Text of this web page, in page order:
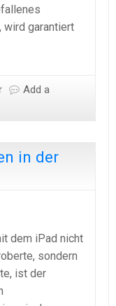
wird garantiert
Add a
in der
dem iPad nicht
sondern
ist der